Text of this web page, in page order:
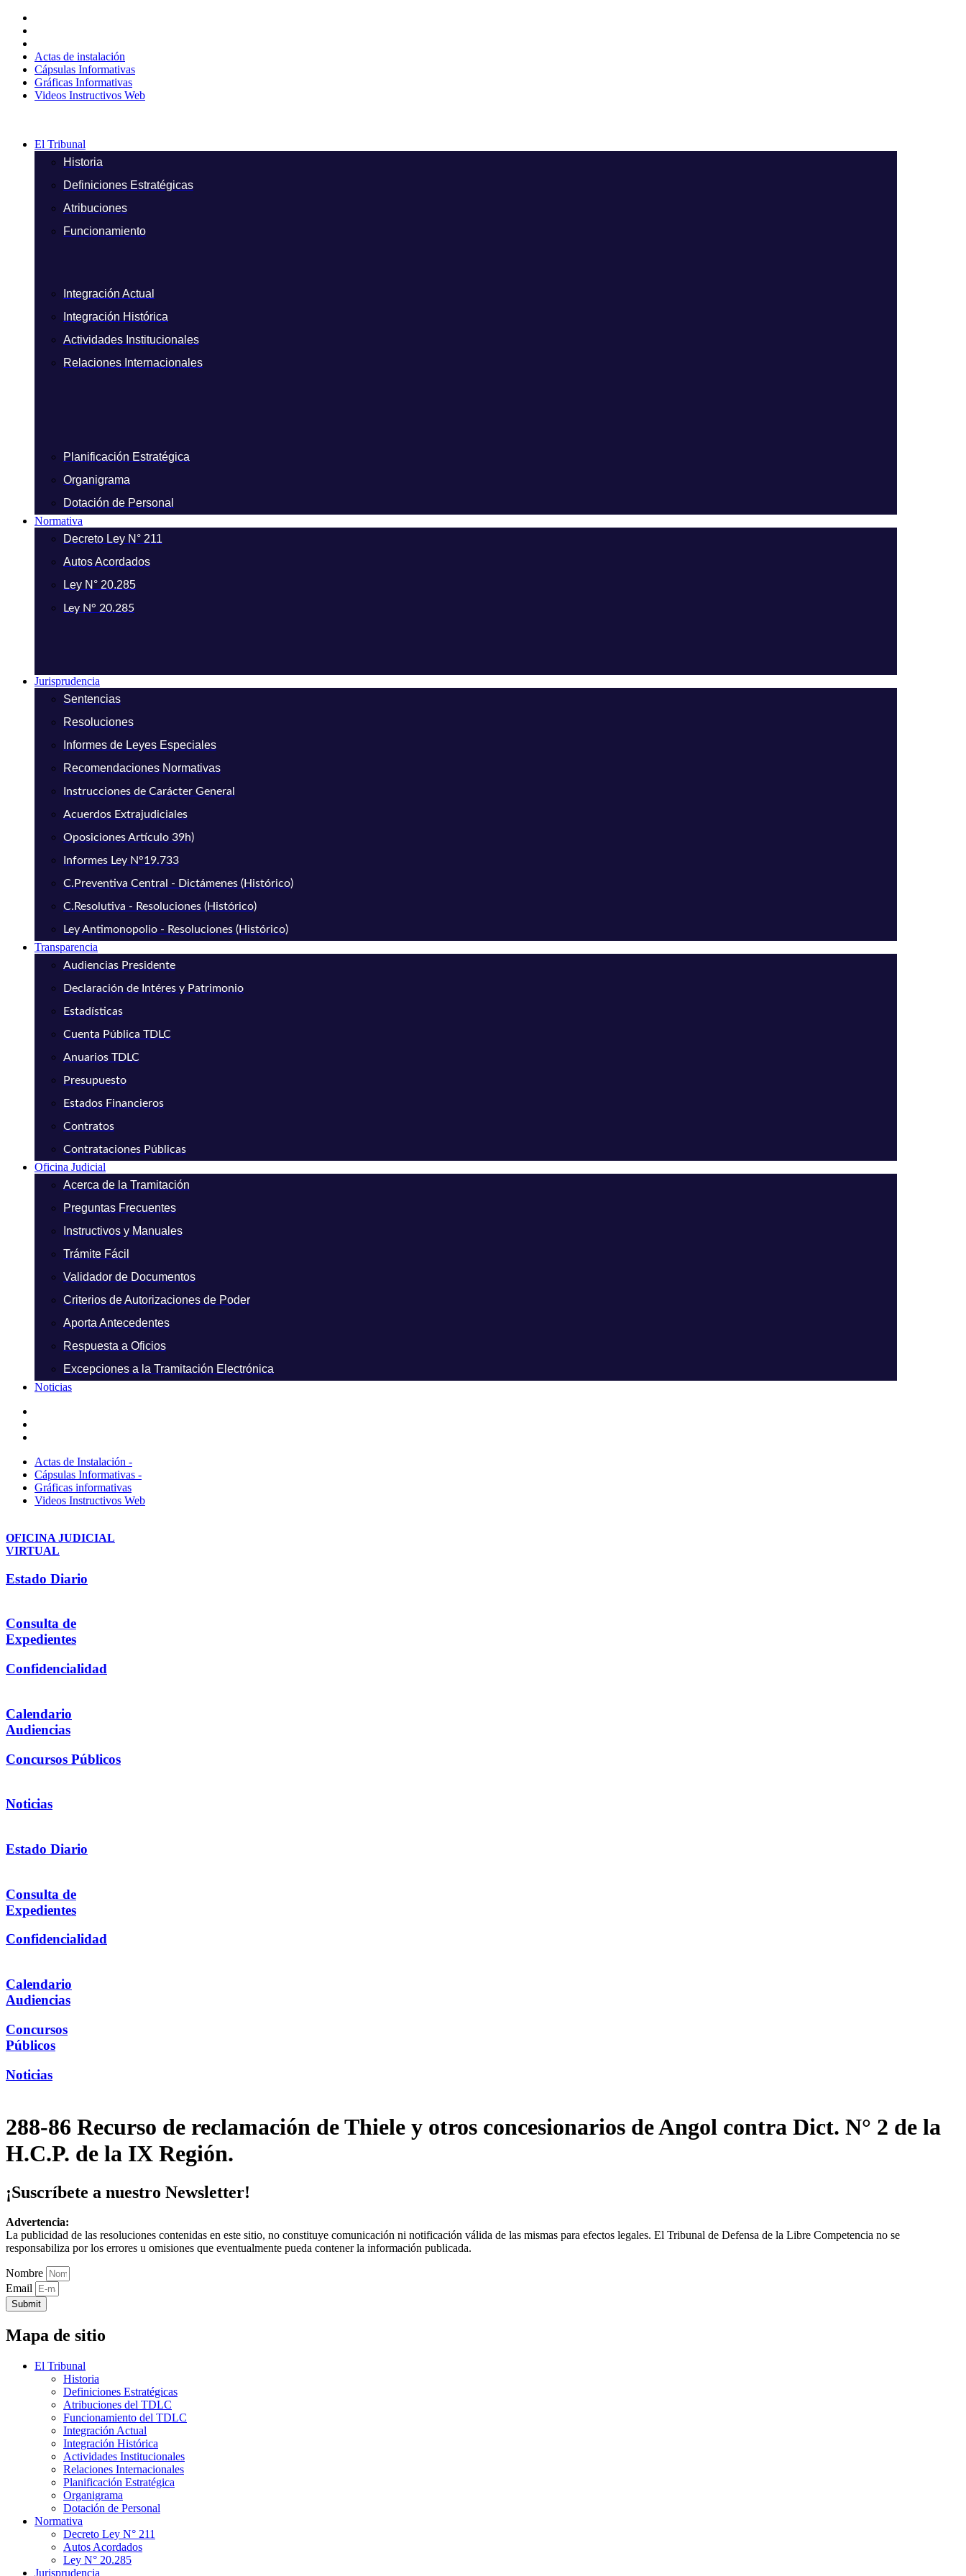
contenido
Actas de instalación
Cápsulas Informativas
Gráficas Informativas
Videos Instructivos Web
El Tribunal
Historia
Definiciones Estratégicas
Atribuciones
Funcionamiento
Integración Actual
Integración Histórica
Actividades Institucionales
Relaciones Internacionales
Planificación Estratégica
Organigrama
Dotación de Personal
Normativa
Decreto Ley N° 211
Autos Acordados
Ley N° 20.285
Ley N° 20.285
Jurisprudencia
Sentencias
Resoluciones
Informes de Leyes Especiales
Recomendaciones Normativas
Instrucciones de Carácter General
Acuerdos Extrajudiciales
Oposiciones Artículo 39h)
Informes Ley N°19.733
C.Preventiva Central - Dictámenes (Histórico)
C.Resolutiva - Resoluciones (Histórico)
Ley Antimonopolio - Resoluciones (Histórico)
Transparencia
Audiencias Presidente
Declaración de Intéres y Patrimonio
Estadísticas
Cuenta Pública TDLC
Anuarios TDLC
Presupuesto
Estados Financieros
Contratos
Contrataciones Públicas
Oficina Judicial
Acerca de la Tramitación
Preguntas Frecuentes
Instructivos y Manuales
Trámite Fácil
Validador de Documentos
Criterios de Autorizaciones de Poder
Aporta Antecedentes
Respuesta a Oficios
Excepciones a la Tramitación Electrónica
Noticias
Actas de Instalación -
Cápsulas Informativas -
Gráficas informativas
Videos Instructivos Web
OFICINA JUDICIAL
VIRTUAL
Estado Diario
Consulta de
Expedientes
Confidencialidad
Calendario
Audiencias
Concursos Públicos
Noticias
Estado Diario
Consulta de
Expedientes
Confidencialidad
Calendario
Audiencias
Concursos
Públicos
Noticias
288-86 Recurso de reclamación de Thiele y otros concesionarios de Angol contra Dict. N° 2 de la
H.C.P. de la IX Región.
¡Suscríbete a nuestro Newsletter!
Advertencia:
La publicidad de las resoluciones contenidas en este sitio, no constituye comunicación ni notificación válida de las mismas para efectos legales. El Tribunal de Defensa de la Libre Competencia no se
responsabiliza por los errores u omisiones que eventualmente pueda contener la información publicada.
Nombre
Email
Submit
Mapa de sitio
El Tribunal
Historia
Definiciones Estratégicas
Atribuciones del TDLC
Funcionamiento del TDLC
Integración Actual
Integración Histórica
Actividades Institucionales
Relaciones Internacionales
Planificación Estratégica
Organigrama
Dotación de Personal
Normativa
Decreto Ley N° 211
Autos Acordados
Ley N° 20.285
Jurisprudencia